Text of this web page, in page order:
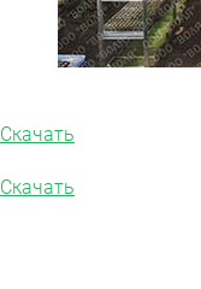
Скачать
Скачать